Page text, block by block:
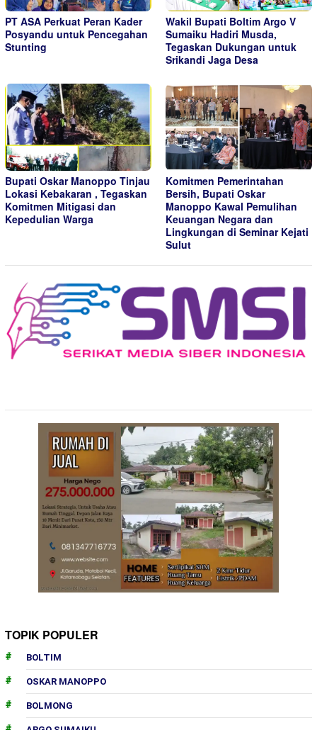
PT ASA Perkuat Peran Kader
Posyandu untuk Pencegahan
Stunting
Wakil Bupati Boltim Argo V
Sumaiku Hadiri Musda,
Tegaskan Dukungan untuk
Srikandi Jaga Desa
Bupati Oskar Manoppo Tinjau
Lokasi Kebakaran , Tegaskan
Komitmen Mitigasi dan
Kepedulian Warga
Komitmen Pemerintahan
Bersih, Bupati Oskar
Manoppo Kawal Pemulihan
Keuangan Negara dan
Lingkungan di Seminar Kejati
Sulut
TOPIK POPULER
BOLTIM
OSKAR MANOPPO
BOLMONG